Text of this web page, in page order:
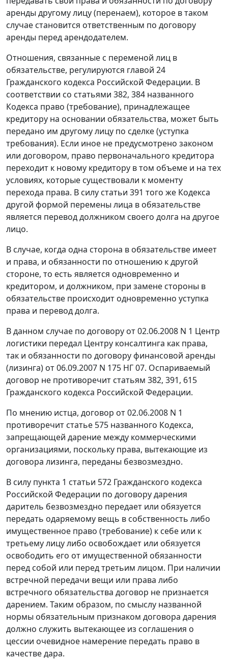
аренды другому лицу (перенаем), которое в таком
случае становится ответственным по договору
аренды перед арендодателем.
Отношения, связанные с переменой лиц в
обязательстве, регулируются главой 24
Гражданского кодекса Российской Федерации. В
соответствии со статьями 382, 384 названного
Кодекса право (требование), принадлежащее
кредитору на основании обязательства, может быть
передано им другому лицу по сделке (уступка
требования). Если иное не предусмотрено законом
или договором, право первоначального кредитора
переходит к новому кредитору в том объеме и на тех
условиях, которые существовали к моменту
перехода права. В силу статьи 391 того же Кодекса
другой формой перемены лица в обязательстве
является перевод должником своего долга на другое
лицо.
В случае, когда одна сторона в обязательстве имеет
и права, и обязанности по отношению к другой
стороне, то есть является одновременно и
кредитором, и должником, при замене стороны в
обязательстве происходит одновременно уступка
права и перевод долга.
В данном случае по договору от 02.06.2008 N 1 Центр
логистики передал Центру консалтинга как права,
так и обязанности по договору финансовой аренды
(лизинга) от 06.09.2007 N 175 НГ 07. Оспариваемый
договор не противоречит статьям 382, 391, 615
Гражданского кодекса Российской Федерации.
По мнению истца, договор от 02.06.2008 N 1
противоречит статье 575 названного Кодекса,
запрещающей дарение между коммерческими
организациями, поскольку права, вытекающие из
договора лизинга, переданы безвозмездно.
В силу пункта 1 статьи 572 Гражданского кодекса
Российской Федерации по договору дарения
даритель безвозмездно передает или обязуется
передать одаряемому вещь в собственность либо
имущественное право (требование) к себе или к
третьему лицу либо освобождает или обязуется
освободить его от имущественной обязанности
перед собой или перед третьим лицом. При наличии
встречной передачи вещи или права либо
встречного обязательства договор не признается
дарением. Таким образом, по смыслу названной
нормы обязательным признаком договора дарения
должно служить вытекающее из соглашения о
цессии очевидное намерение передать право в
качестве дара.